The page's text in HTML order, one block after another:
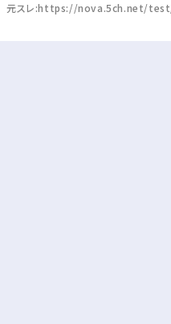
元スレ:https://nova.5ch.net/